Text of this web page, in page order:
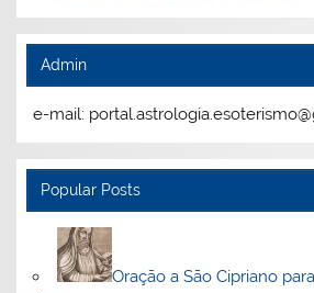
Admin
e-mail:
Popular Posts
Oração a São Cipriano